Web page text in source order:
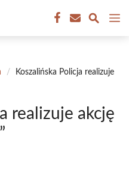
/
Koszalińska Policja realizuje
realizuje akcję